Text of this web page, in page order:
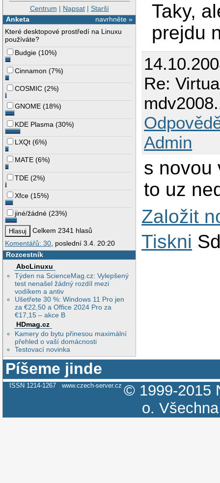
Centrum | Napsat| Starší
navrhněte »
Anketa
Které desktopové prostředí na Linuxu
používáte?
Budgie (10%)
Cinnamon (7%)
COSMIC (2%)
GNOME (18%)
KDE Plasma (30%)
LXQt (6%)
MATE (6%)
TDE (2%)
Xfce (15%)
jiné/žádné (23%)
Celkem 2341 hlasů
Komentářů: 30 , poslední 3.4. 20:20
Rozcestník
AbcLinuxu
Týden na ScienceMag.cz: Vylepšený
test nenašel žádný rozdíl mezi
vodíkem a antiv
Ušetřete 30 %: Windows 11 Pro jen
za €22,50 a Office 2024 Pro za
€17,15 – akce B
HDmag.cz
Kamery do bytu přinesou maximální
přehled o vaší domácnosti
Testovací novinka
Taky,
prejdu
Re:
Admin
s novou
to uz
Založit
Tiskni
Píšeme jinde
ISSN 1214-1267 www.czech-server.cz © 1999-2015
o.